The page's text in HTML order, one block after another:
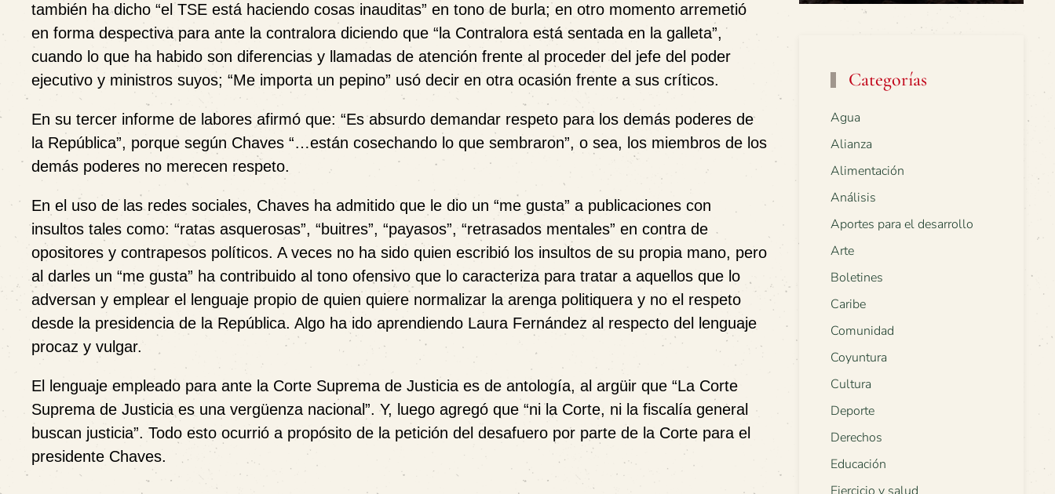
también ha dicho “el TSE está haciendo cosas inauditas” en tono de burla; en otro momento arremetió
en forma despectiva para ante la contralora diciendo que “la Contralora está sentada en la galleta”,
cuando lo que ha habido son diferencias y llamadas de atención frente al proceder del jefe del poder
ejecutivo y ministros suyos; “Me importa un pepino” usó decir en otra ocasión frente a sus críticos.
En su tercer informe de labores afirmó que: “Es absurdo demandar respeto para los demás poderes de
la República”, porque según Chaves “…están cosechando lo que sembraron”, o sea, los miembros de los
demás poderes no merecen respeto.
En el uso de las redes sociales, Chaves ha admitido que le dio un “me gusta” a publicaciones con
insultos tales como: “ratas asquerosas”, “buitres”, “payasos”, “retrasados mentales” en contra de
opositores y contrapesos políticos. A veces no ha sido quien escribió los insultos de su propia mano, pero
al darles un “me gusta” ha contribuido al tono ofensivo que lo caracteriza para tratar a aquellos que lo
adversan y emplear el lenguaje propio de quien quiere normalizar la arenga politiquera y no el respeto
desde la presidencia de la República. Algo ha ido aprendiendo Laura Fernández al respecto del lenguaje
procaz y vulgar.
El lenguaje empleado para ante la Corte Suprema de Justicia es de antología, al argüir que “La Corte
Suprema de Justicia es una vergüenza nacional”. Y, luego agregó que “ni la Corte, ni la fiscalía general
buscan justicia”. Todo esto ocurrió a propósito de la petición del desafuero por parte de la Corte para el
presidente Chaves.
Categorías
Agua
Alianza
Alimentación
Análisis
Aportes para el desarrollo
Arte
Boletines
Caribe
Comunidad
Coyuntura
Cultura
Deporte
Derechos
Educación